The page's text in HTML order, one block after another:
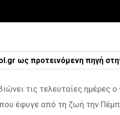
ως προτεινόμενη πηγή
τις τελευταίες ημέρες
έφυγε από τη ζωή την